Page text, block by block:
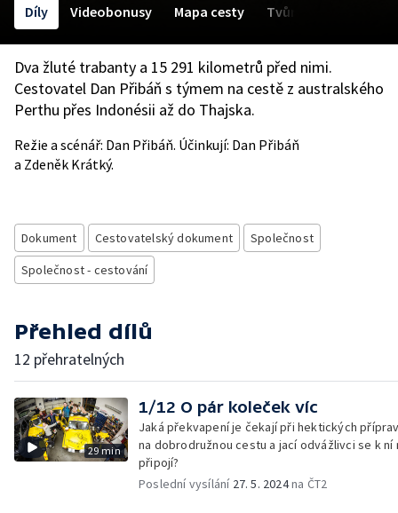
Díly Videobonusy Mapa cesty Tvůrci
Dva žluté trabanty a 15 291 kilometrů před nimi.
Cestovatel Dan Přibáň s týmem na cestě z australského
Perthu přes Indonésii až do Thajska.
Režie a scénář: Dan Přibáň. Účinkují: Dan Přibáň
a Zdeněk Krátký.
Dokument Cestovatelský dokument
Společnost
Společnost - cestování
Přehled dílů
12 přehratelných
29 min
1/12 O pár koleček víc
Jaká překvapení je čekají při hektických
na dobrodružnou cestu a jací odvážlivci se k ní
připojí?
Poslední vysílání 27. 5. 2024na ČT2